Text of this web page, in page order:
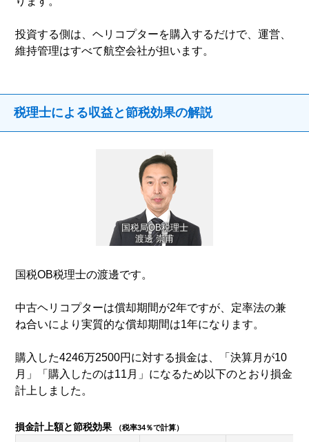
投資する側は、ヘリコプターを購入するだけで、運営、
維持管理はすべて航空会社が担います。
税理士による収益と節税効果の解説
国税局OB税理士
渡邊 崇甫
国税OB税理士の渡邊です。
中古ヘリコプターは償却期間が2年ですが、定率法の兼
ね合いにより実質的な償却期間は1年になります。
購入した4246万2500円に対する損金は、「決算月が10
月」「購入したのは11月」になるため以下のとおり損金
計上しました。
損金計上額と節税効果 （税率34％で計算）